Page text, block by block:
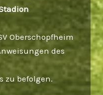
Oberschopfheim
des
zu befolgen.